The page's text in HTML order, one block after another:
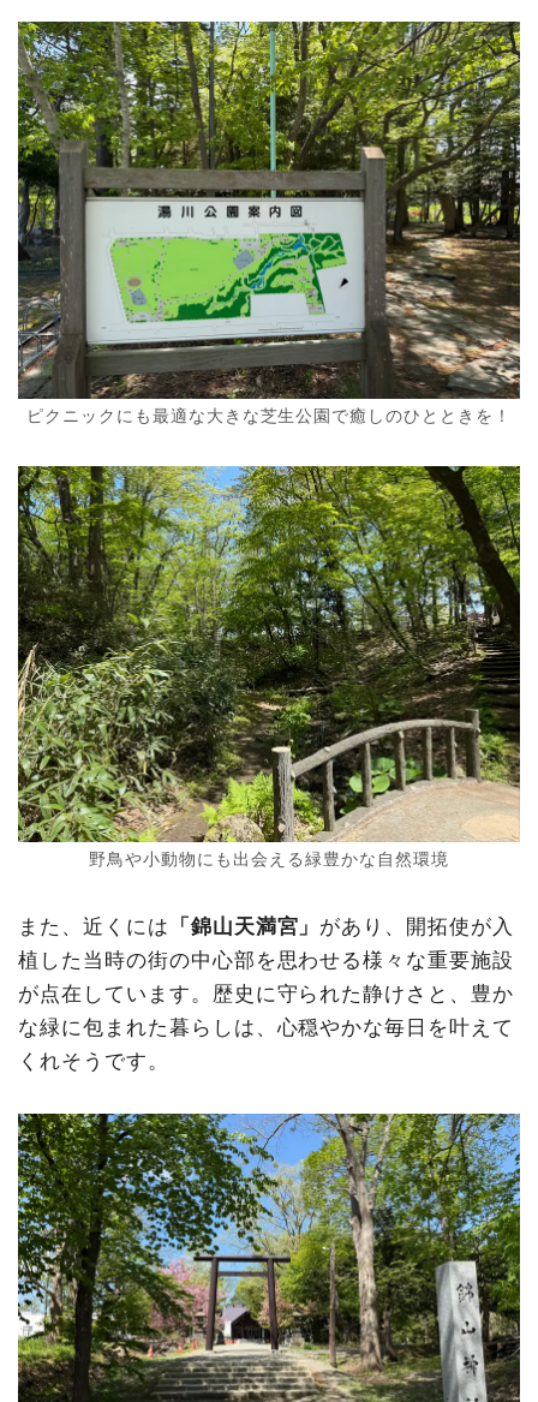
ピクニックにも最適な大きな芝生公園で癒しのひとときを！
野鳥や小動物にも出会える緑豊かな自然環境
また、近くには 「錦山天満宮」 があり、開拓使が入
植した当時の街の中心部を思わせる様々な重要施設
が点在しています。歴史に守られた静けさと、豊か
な緑に包まれた暮らしは、心穏やかな毎日を叶えて
くれそうです。